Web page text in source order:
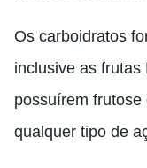
Os carboidratos
inclusive as
possuírem frutose
qualquer tipo de